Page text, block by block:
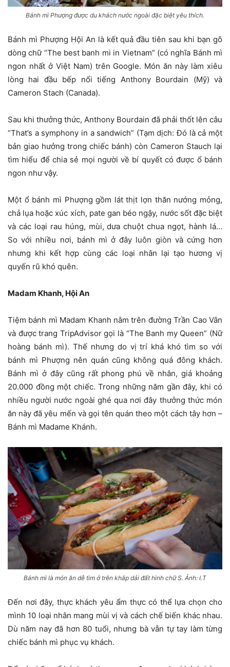
Bánh mì Phượng được du khách nước ngoài đặc biệt yêu thích.
Bánh mì Phượng Hội An là kết quả đầu tiên sau khi bạn gõ
dòng chữ “The best banh mi in Vietnam” (có nghĩa Bánh mì
ngon nhất ở Việt Nam) trên Google. Món ăn này làm xiêu
lòng hai đầu bếp nổi tiếng Anthony Bourdain (Mỹ) và
Cameron Stach (Canada).
Sau khi thưởng thức, Anthony Bourdain đã phải thốt lên câu
“That’s a symphony in a sandwich” (Tạm dịch: Đó là cả một
bản giao hưởng trong chiếc bánh) còn Cameron Stauch lại
tìm hiểu để chia sẻ mọi người về bí quyết có được ổ bánh
ngon như vậy.
Một ổ bánh mì Phượng gồm lát thịt lợn thăn nướng mỏng,
chả lụa hoặc xúc xích, pate gan béo ngậy, nước sốt đặc biệt
và các loại rau húng, mùi, dưa chuột chua ngọt, hành lá…
So với nhiều nơi, bánh mì ở đây luôn giòn và cứng hơn
nhưng khi kết hợp cùng các loại nhân lại tạo hương vị
quyến rũ khó quên.
Madam Khanh, Hội An
Tiệm bánh mì Madam Khanh nằm trên đường Trần Cao Vân
và được trang TripAdvisor gọi là “The Banh my Queen” (Nữ
hoàng bánh mì). Thế nhưng do vị trí khá khó tìm so với
bánh mì Phượng nên quán cũng không quá đông khách.
Bánh mì ở đây cũng rất phong phú về nhân, giá khoảng
20.000 đồng một chiếc. Trong những năm gần đây, khi có
nhiều người nước ngoài ghé qua nơi đây thưởng thức món
ăn này đã yêu mến và gọi tên quán theo một cách tây hơn –
Bánh mì Madame Khánh.
Bánh mì là món ăn dễ tìm ở trên khắp dải đất hình chữ S. Ảnh: I.T
Đến nơi đây, thực khách yêu ẩm thực có thể lựa chọn cho
mình 10 loại nhân mang mùi vị và cách chế biến khác nhau.
Dù năm nay đã hơn 80 tuổi, nhưng bà vẫn tự tay làm từng
chiếc bánh mì phục vụ khách.